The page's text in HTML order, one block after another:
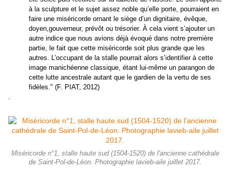
à la sculpture et le sujet assez noble qu’elle porte, pourraient en
faire une miséricorde ornant le siège d’un dignitaire, évêque,
doyen,gouverneur, prévôt ou trésorier. À cela vient s’ajouter un
autre indice que nous avions déjà évoqué dans notre première
partie, le fait que cette miséricorde soit plus grande que les
autres. L’occupant de la stalle pourrait alors s’identifier à cette
image manichéenne classique, étant lui-même un parangon de
cette lutte ancestrale autant que le gardien de la vertu de ses
fidèles." (F. PIAT, 2012)
.
Miséricorde n°1, stalle haute sud (1504-1520) de l'ancienne cathédrale
de Saint-Pol-de-Léon. Photographie lavieb-aile juillet 2017.